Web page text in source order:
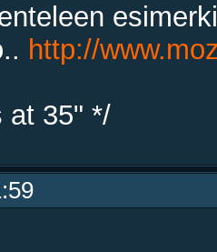
http://
at 35" */